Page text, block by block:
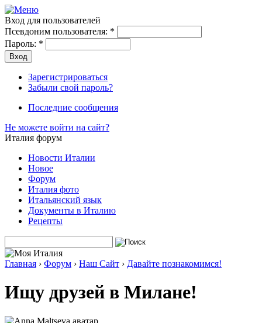
Вход для пользователей
Псевдоним пользователя: *
Пароль: *
Зарегистрироваться
Забыли свой пароль?
Последние сообщения
Не можете войти на сайт?
Италия форум
Новости Италии
Новое
Форум
Италия фото
Итальянский язык
Документы в Италию
Рецепты
Главная › Форум › Наш Сайт › Давайте познакомимся!
Ищу друзей в Милане!